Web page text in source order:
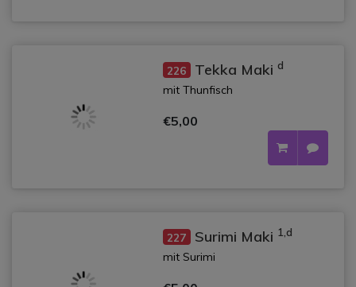
226 Tekka Maki d
mit Thunfisch
€5,00
227 Surimi Maki 1,d
mit Surimi